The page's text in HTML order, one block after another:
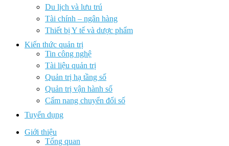
Du lịch và lưu trú
Tài chính – ngân hàng
Thiết bị Y tế và dược phẩm
Kiến thức quản trị
Tin công nghệ
Tài liệu quản trị
Quản trị hạ tầng số
Quản trị vận hành số
Cẩm nang chuyển đổi số
Tuyển dụng
Giới thiệu
Tổng quan